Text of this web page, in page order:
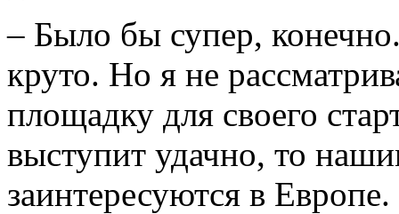
– Было бы супер,
круто. Но я не
площадку для своего
выступит удачно, то
заинтересуются в Европе.